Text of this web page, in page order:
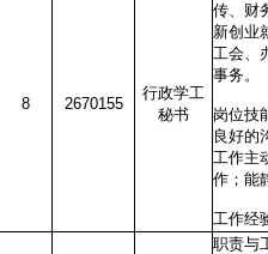
8 2670155
行政学工
秘书
传、财
新创业
工会、
事务。
岗位技
良好的
工作主
作；能
工作经
职责与